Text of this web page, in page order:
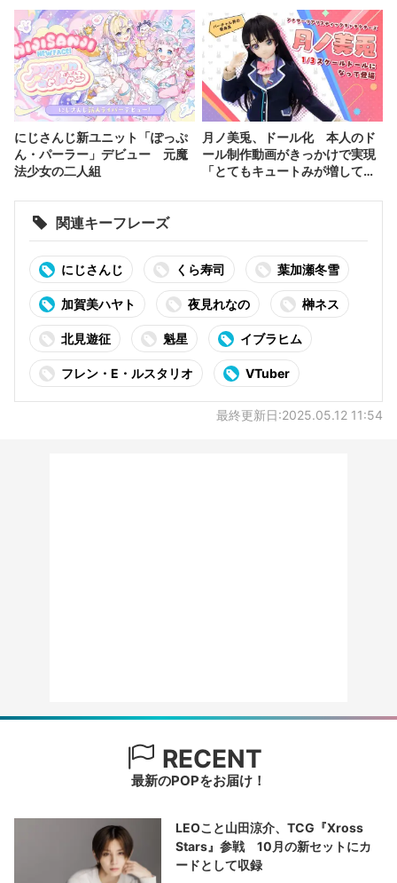
にじさんじ新ユニット「ぽっぷ
ん・パーラー」デビュー 元魔
法少女の二人組
月ノ美兎、ドール化 本人のド
ール制作動画がきっかけで実現
「とてもキュートみが増して
関連キーフレーズ
にじさんじ くら寿司 葉加瀬冬雪
加賀美ハヤト 夜見れなの 榊ネス
北見遊征 魁星 イブラヒム
フレン・E・ルスタリオ VTuber
最終更新日:2025.05.12 11:54
RECENT
最新のPOPをお届け！
LEOこと山田涼介、TCG『Xross
Stars』参戦 10月の新セットにカ
ードとして収録